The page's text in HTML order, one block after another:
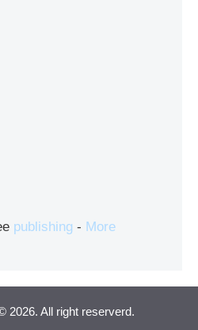
publishing - More
2026. All right reserverd.